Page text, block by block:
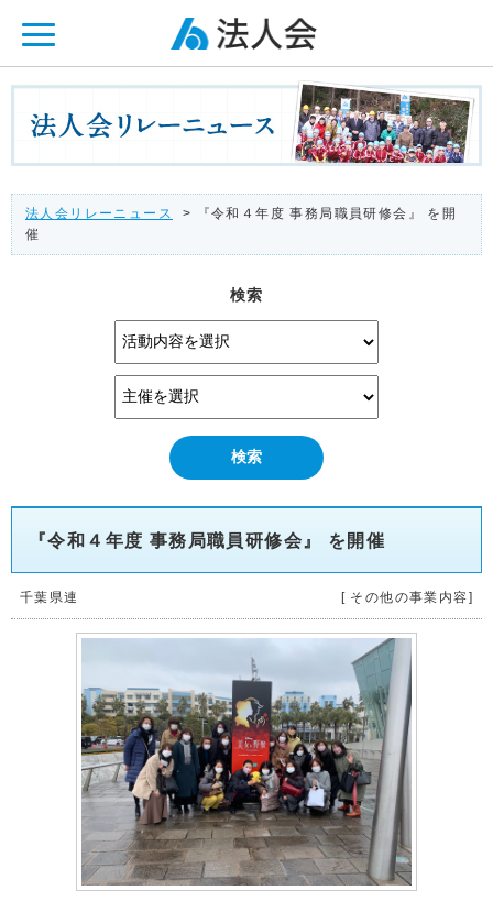
法人会リレーニュース
> 『令和４年度 事務局職員研修会』 を開
催
検索
『令和４年度 事務局職員研修会』 を開催
千葉県連 [ その他の事業内容]